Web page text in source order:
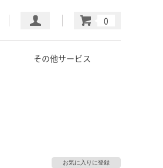
その他サービス
お気に入りに登録